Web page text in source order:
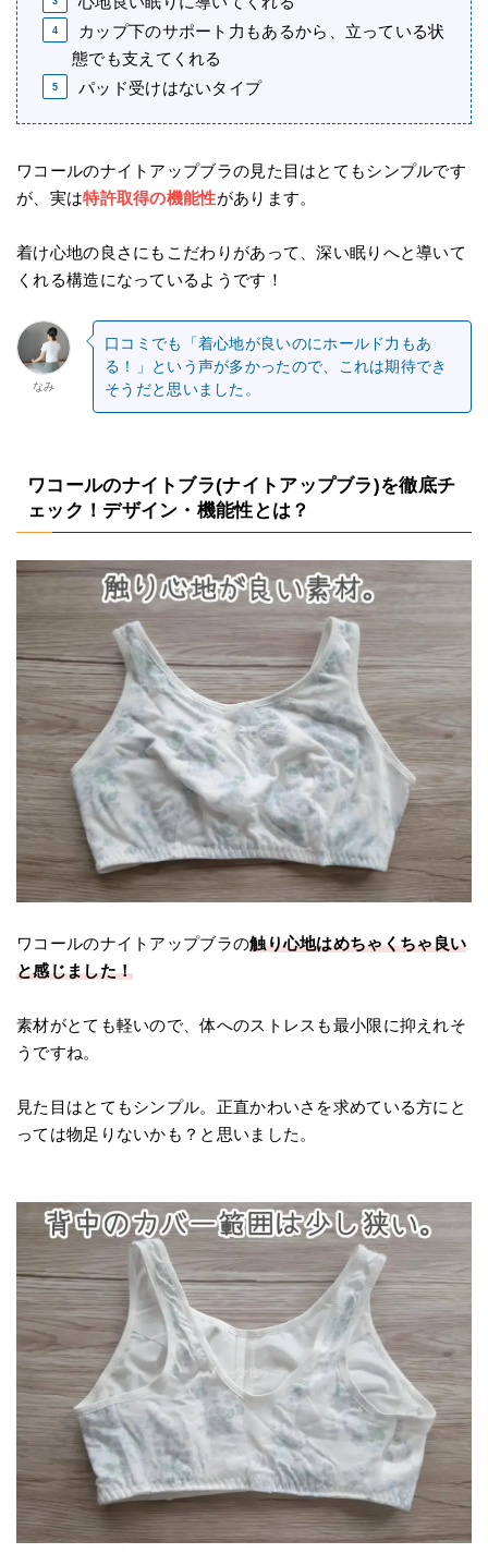
カップ下のサポート力もあるから、立っている状
態でも支えてくれる
パッド受けはないタイプ
ワコールのナイトアップブラの見た目はとてもシンプルです
が、実は特許取得の機能性があります。
着け心地の良さにもこだわりがあって、深い眠りへと導いて
くれる構造になっているようです！
なみ
口コミでも「着心地が良いのにホールド力もあ
る！」という声が多かったので、これは期待でき
そうだと思いました。
ワコールのナイトブラ(ナイトアップブラ)を徹底チ
ェック！デザイン・機能性とは？
ワコールのナイトアップブラの触り心地はめちゃくちゃ良い
と感じました！
素材がとても軽いので、体へのストレスも最小限に抑えれそ
うですね。
見た目はとてもシンプル。正直かわいさを求めている方にと
っては物足りないかも？と思いました。